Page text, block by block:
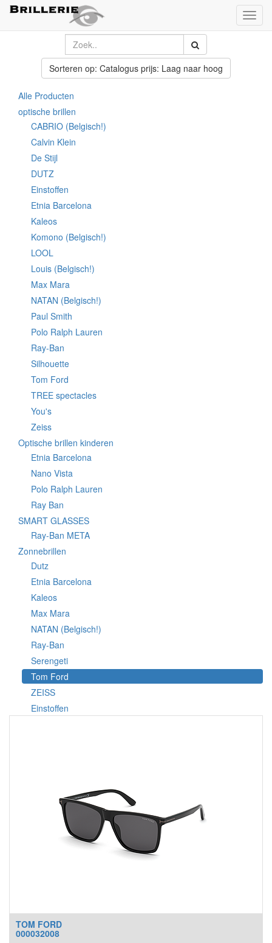
Sorteren op: Catalogus prijs: Laag naar hoog
Alle Producten
optische brillen
CABRIO (Belgisch!)
Calvin Klein
De Stijl
DUTZ
Einstoffen
Etnia Barcelona
Kaleos
Komono (Belgisch!)
LOOL
Louis (Belgisch!)
Max Mara
NATAN (Belgisch!)
Paul Smith
Polo Ralph Lauren
Ray-Ban
Silhouette
Tom Ford
TREE spectacles
You's
Zeiss
Optische brillen kinderen
Etnia Barcelona
Nano Vista
Polo Ralph Lauren
Ray Ban
SMART GLASSES
Ray-Ban META
Zonnebrillen
Dutz
Etnia Barcelona
Kaleos
Max Mara
NATAN (Belgisch!)
Ray-Ban
Serengeti
Tom Ford
ZEISS
Einstoffen
TOM FORD
000032008